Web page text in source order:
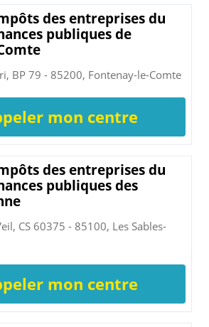
des entreprises du
publiques de
BP 79 - 85200, Fontenay-le-Comte
mon centre
des entreprises du
publiques des
CS 60375 - 85100, Les Sables-
mon centre